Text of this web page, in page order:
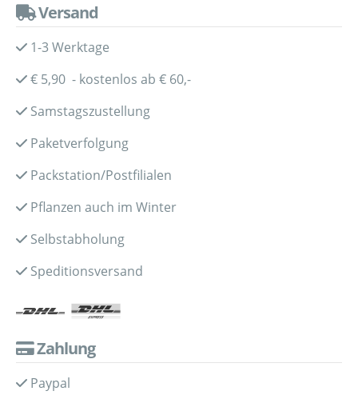
Versand
1-3 Werktage
€ 5,90 - kostenlos ab € 60,-
Samstagszustellung
Paketverfolgung
Packstation/Postfilialen
Pflanzen auch im Winter
Selbstabholung
Speditionsversand
Zahlung
Paypal